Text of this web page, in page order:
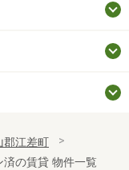
郡江差町
の賃貸 物件一覧